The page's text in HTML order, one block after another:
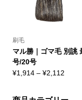
刷毛
マル勝｜ゴマ毛 別誂
号/20号
¥1,914 – ¥2,112価